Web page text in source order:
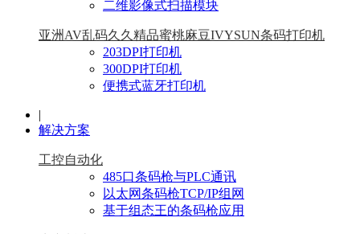
二维影像式扫描模块
亚洲AV乱码久久精品蜜桃麻豆IVYSUN条码打印机
203DPI打印机
300DPI打印机
便携式蓝牙打印机
|
解决方案
工控自动化
485口条码枪与PLC通讯
以太网条码枪TCP/IP组网
基于组态王的条码枪应用